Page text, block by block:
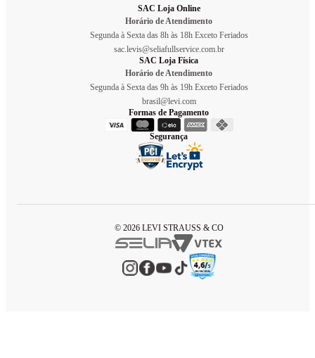
SAC Loja Online
Horário de Atendimento
Segunda à Sexta das 8h às 18h Exceto Feriados
sac.levis@seliafullservice.com.br
SAC Loja Física
Horário de Atendimento
Segunda à Sexta das 9h às 19h Exceto Feriados
brasil@levi.com
Formas de Pagamento
Segurança
© 2026 LEVI STRAUSS & CO